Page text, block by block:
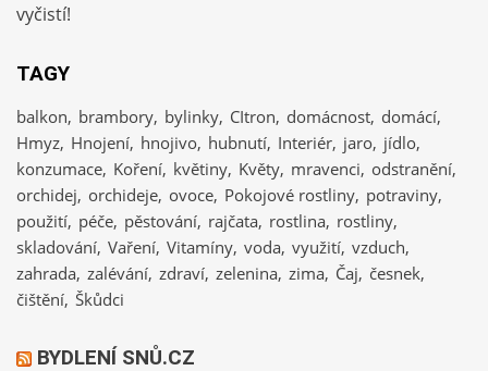
vyčistí!
TAGY
balkon brambory bylinky CItron domácnost domácí
Hmyz Hnojení hnojivo hubnutí Interiér jaro jídlo
konzumace Koření květiny Květy mravenci odstranění
orchidej orchideje ovoce Pokojové rostliny potraviny
použití péče pěstování rajčata rostlina rostliny
skladování Vaření Vitamíny voda využití vzduch
zahrada zalévání zdraví zelenina zima Čaj česnek
čištění Škůdci
BYDLENÍ SNŮ.CZ